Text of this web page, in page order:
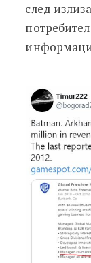
след